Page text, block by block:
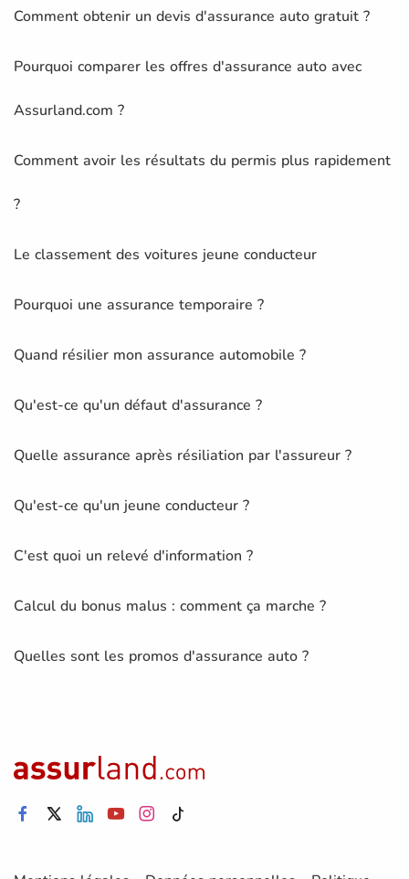
Comment obtenir un devis d'assurance auto gratuit ?
Pourquoi comparer les offres d'assurance auto avec
Assurland.com ?
Comment avoir les résultats du permis plus rapidement
?
Le classement des voitures jeune conducteur
Pourquoi une assurance temporaire ?
Quand résilier mon assurance automobile ?
Qu'est-ce qu'un défaut d'assurance ?
Quelle assurance après résiliation par l'assureur ?
Qu'est-ce qu'un jeune conducteur ?
C'est quoi un relevé d'information ?
Calcul du bonus malus : comment ça marche ?
Quelles sont les promos d'assurance auto ?